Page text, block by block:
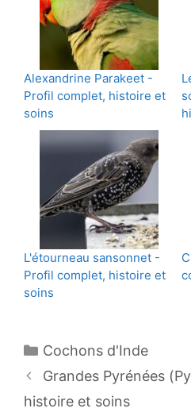
Alexandrine Parakeet -
Profil complet, histoire et
soins
L'étourneau sansonnet -
Profil complet, histoire et
soins
Catégories
Cochons d'Inde
Navigation
des
Grandes Pyrénées
histoire et soins